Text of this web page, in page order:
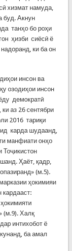
хизмат намуда,
буд. Акнун
танҳо бо роҳи
ҳизби сиёсӣ ё
ки ба он
инсон ва
озодиҳои инсон
демократӣ
аз 26 сентябри
2016 тариқи
карда шудаанд,
манфиати онҳо
Ҳаёт, қадр,
(м.5).
ҳокимияи
кардааст:
(м.9). Халқ
интихобот ё
ба амал